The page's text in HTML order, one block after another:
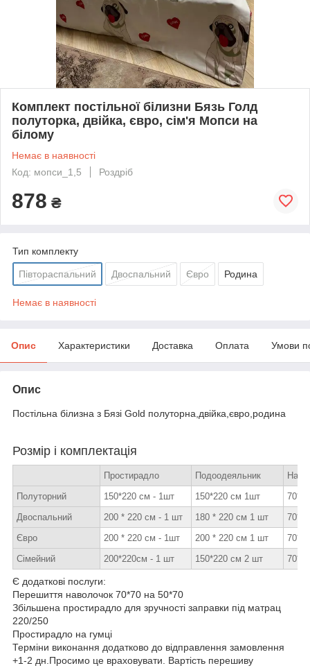
Комплект постільної білизни Бязь Голд
полуторка, двійка, євро, сім'я Мопси на
білому
Немає в наявності
Код: мопси_1,5
Роздріб
878 ₴
Тип комплекту
Півтораспальний Двоспальний Євро Родина
Немає в наявності
Опис Характеристики Доставка Оплата Умови
Опис
Постільна білизна з Бязі Gold полуторна,двійка,євро,родина
Розмір і комплектація
Простирадло Подоодеяльник
Полуторний
150*220 см - 1шт 150*220 см 1шт
Двоспальний
200 * 220 см - 1 шт 180 * 220 см 1 шт
Євро
200 * 220 см - 1шт 200 * 220 см 1 шт
Сімейний
200*220см - 1 шт 150*220 см 2 шт
Є додаткові послуги:
Перешиття наволочок 70*70 на 50*70
Збільшена простирадло для зручності заправки під матрац
220/250
Простирадло на гумці
Терміни виконання додатково до відправлення замовлення
+1-2 дн.Просимо це враховувати. Вартість перешиву